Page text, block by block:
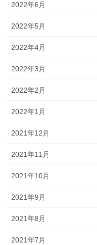
2022年6月
2022年5月
2022年4月
2022年3月
2022年2月
2022年1月
2021年12月
2021年11月
2021年10月
2021年9月
2021年8月
2021年7月